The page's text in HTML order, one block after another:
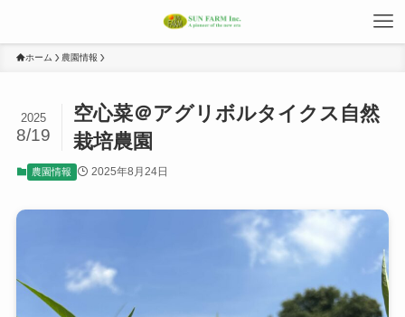
ホーム 農園情報
空心菜＠アグリボルタイクス自然
栽培農園
2025
8/19
農園情報 2025年8月24日